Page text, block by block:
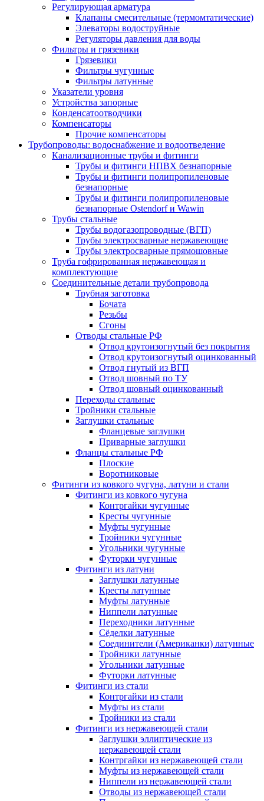
Регулирующая арматура
Клапаны смесительные (термомтатические)
Элеваторы водоструйные
Регуляторы давления для воды
Фильтры и грязевики
Грязевики
Фильтры чугунные
Фильтры латунные
Указатели уровня
Устройства запорные
Конденсатоотводчики
Компенсаторы
Прочие компенсаторы
Трубопроводы: водоснабжение и водоотведение
Канализационные трубы и фитинги
Трубы и фитинги НПВХ безнапорные
Трубы и фитинги полипропиленовые
безнапорные
Трубы и фитинги полипропиленовые
безнапорные Ostendorf и Wawin
Трубы стальные
Трубы водогазопроводные (ВГП)
Трубы электросварные нержавеющие
Трубы электросварные прямошовные
Труба гофрированная нержавеющая и
комплектующие
Соединительные детали трубопровода
Трубная заготовка
Бочата
Резьбы
Сгоны
Отводы стальные РФ
Отвод крутоизогнутый без покрытия
Отвод крутоизогнутый оцинкованный
Отвод гнутый из ВГП
Отвод шовный по ТУ
Отвод шовный оцинкованный
Переходы стальные
Тройники стальные
Заглушки стальные
Фланцевые заглушки
Приварные заглушки
Фланцы стальные РФ
Плоские
Воротниковые
Фитинги из ковкого чугуна, латуни и стали
Фитинги из ковкого чугуна
Контргайки чугунные
Кресты чугунные
Муфты чугунные
Тройники чугунные
Угольники чугунные
Футорки чугунные
Фитинги из латуни
Заглушки латунные
Кресты латунные
Муфты латунные
Ниппели латунные
Переходники латунные
Сёделки латунные
Соединители (Американки) латунные
Тройники латунные
Угольники латунные
Футорки латунные
Фитинги из стали
Контргайки из стали
Муфты из стали
Тройники из стали
Фитинги из нержавеющей стали
Заглушки эллиптические из
нержавеющей стали
Контргайки из нержавеющей стали
Муфты из нержавеющей стали
Ниппели из нержавеющей стали
Отводы из нержавеющей стали